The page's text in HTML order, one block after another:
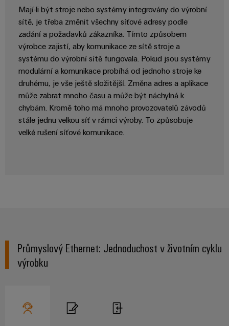
Mají-li být stroje nebo systémy integrovány do výrobní
sítě, je třeba změnit všechny síťové adresy podle
zadání a požadavků zákazníka. Tímto způsobem
výrobce zajistí, aby komunikace ze sítě stroje a
systému do výrobní sítě fungovala. Pokud jsou systémy
modulární a komunikace probíhá od jednoho stroje ke
druhému, je vše ještě složitější. Změna adres a aplikace
může zabrat mnoho času a může být náchylná k
chybám. Kromě toho má mnoho provozovatelů závodů
stále jednu velkou síť v rámci výroby. To způsobuje
velké rušení síťové komunikace.
Průmyslový Ethernet: Jednoduchost v životním cyklu
výrobku